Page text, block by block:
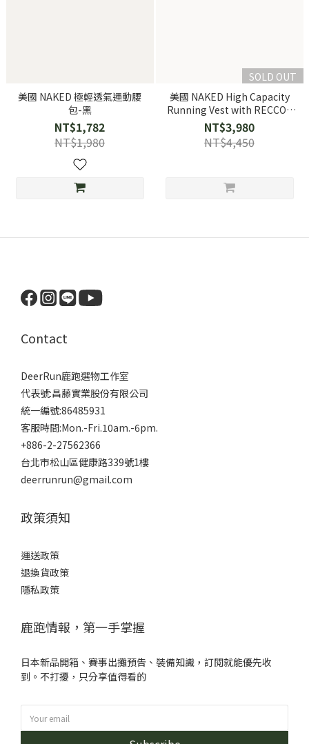
美國 NAKED 極輕透氣運動腰
包-黑
NT$1,782
NT$1,980
SOLD OUT
美國 NAKED High Capacity
Running Vest with RECCO®
高容量越野水袋背心 (附贈
Naked 500ml軟水壺2個)
NT$3,980
NT$4,450
Contact
DeerRun鹿跑選物工作室
代表號:昌藤實業股份有限公司
統一編號:86485931
客服時間:Mon.-Fri.10am.-6pm.
+886-2-27562366
台北市松山區健康路339號1樓
deerrunrun@gmail.com
政策須知
運送政策
退換貨政策
隱私政策
鹿跑情報，第一手掌握
日本新品開箱、賽事出攤預告、裝備知識，訂閱就能優先收
到。不打擾，只分享值得看的